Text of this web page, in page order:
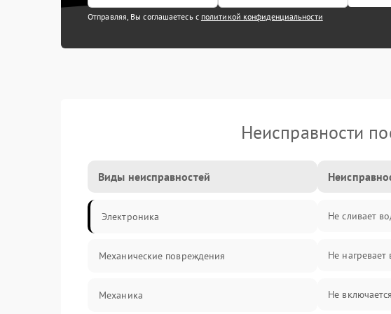
Отправляя, Вы соглашаетесь с политикой конфиденциальности
Неисправности
Виды неисправностей
Электроника
Механические повреждения
Механика
Не сливает
Не нагревает
Не включается